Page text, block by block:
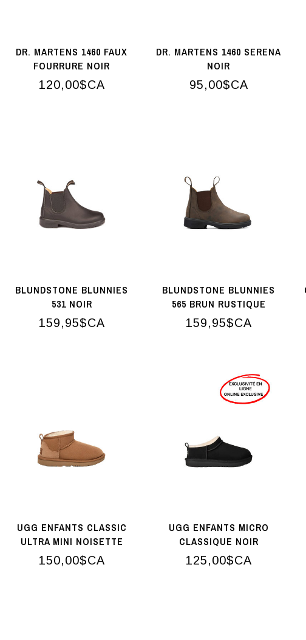
DR. MARTENS 1460 FAUX
FOURRURE NOIR
120,00$CA
DR. MARTENS 1460 SERENA
NOIR
95,00$CA
BLUNDSTONE BLUNNIES
531 NOIR
159,95$CA
BLUNDSTONE BLUNNIES
565 BRUN RUSTIQUE
159,95$CA
UGG ENFANTS CLASSIC
ULTRA MINI NOISETTE
150,00$CA
UGG ENFANTS MICRO
CLASSIQUE NOIR
125,00$CA